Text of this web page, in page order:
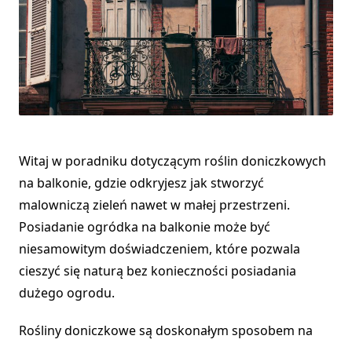
Witaj w poradniku dotyczącym roślin doniczkowych
na balkonie, gdzie odkryjesz jak stworzyć
malowniczą zieleń nawet w małej przestrzeni.
Posiadanie ogródka na balkonie może być
niesamowitym doświadczeniem, które pozwala
cieszyć się naturą bez konieczności posiadania
dużego ogrodu.
Rośliny doniczkowe są doskonałym sposobem na